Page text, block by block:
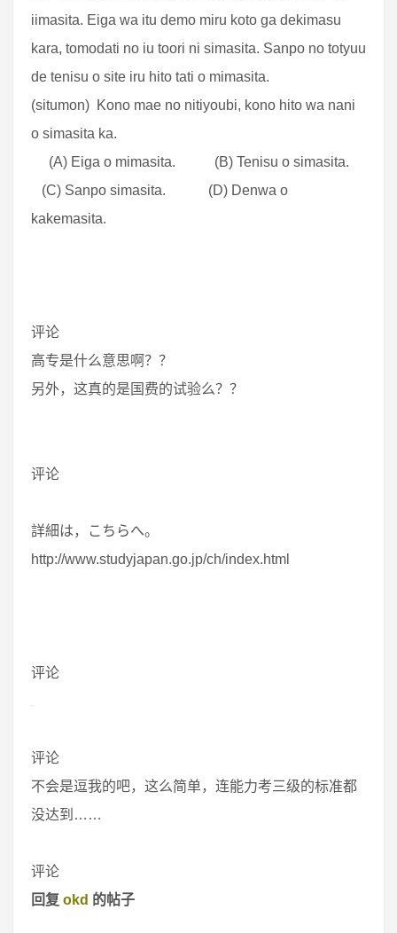
iimasita. Eiga wa itu demo miru koto ga dekimasu
kara, tomodati no iu toori ni simasita. Sanpo no totyuu
de tenisu o site iru hito tati o mimasita.
(situmon) Kono mae no nitiyoubi, kono hito wa nani
o simasita ka.
(A) Eiga o mimasita. (B) Tenisu o simasita.
(C) Sanpo simasita. (D) Denwa o
kakemasita.
评论
高专是什么意思啊？？
另外，这真的是国费的试验么？？
评论
詳細は，こちらへ。
http://www.studyjapan.go.jp/ch/index.html
评论
评论
不会是逗我的吧，这么简单，连能力考三级的标准都
没达到……
评论
回复 okd 的帖子